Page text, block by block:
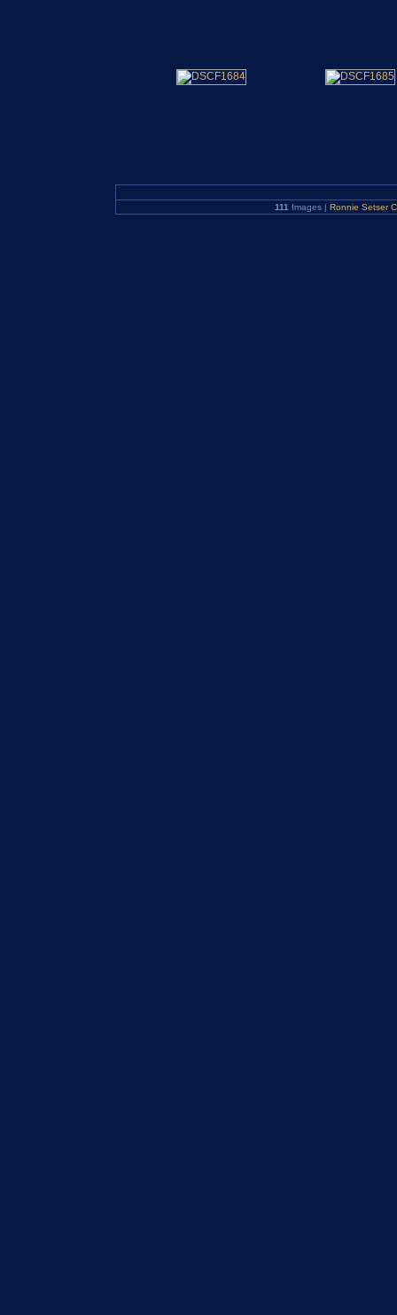
111 Images | Ronnie Setser